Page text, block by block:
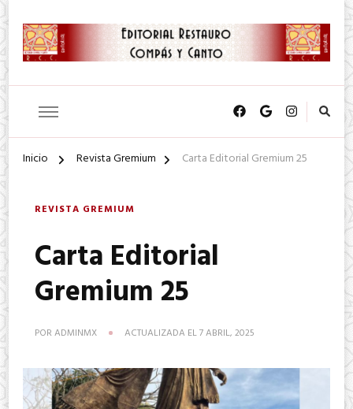
Inicio Revista Gremium Carta Editorial Gremium 25
REVISTA GREMIUM
Carta Editorial
Gremium 25
POR ADMINMX ACTUALIZADA EL7 ABRIL, 2025